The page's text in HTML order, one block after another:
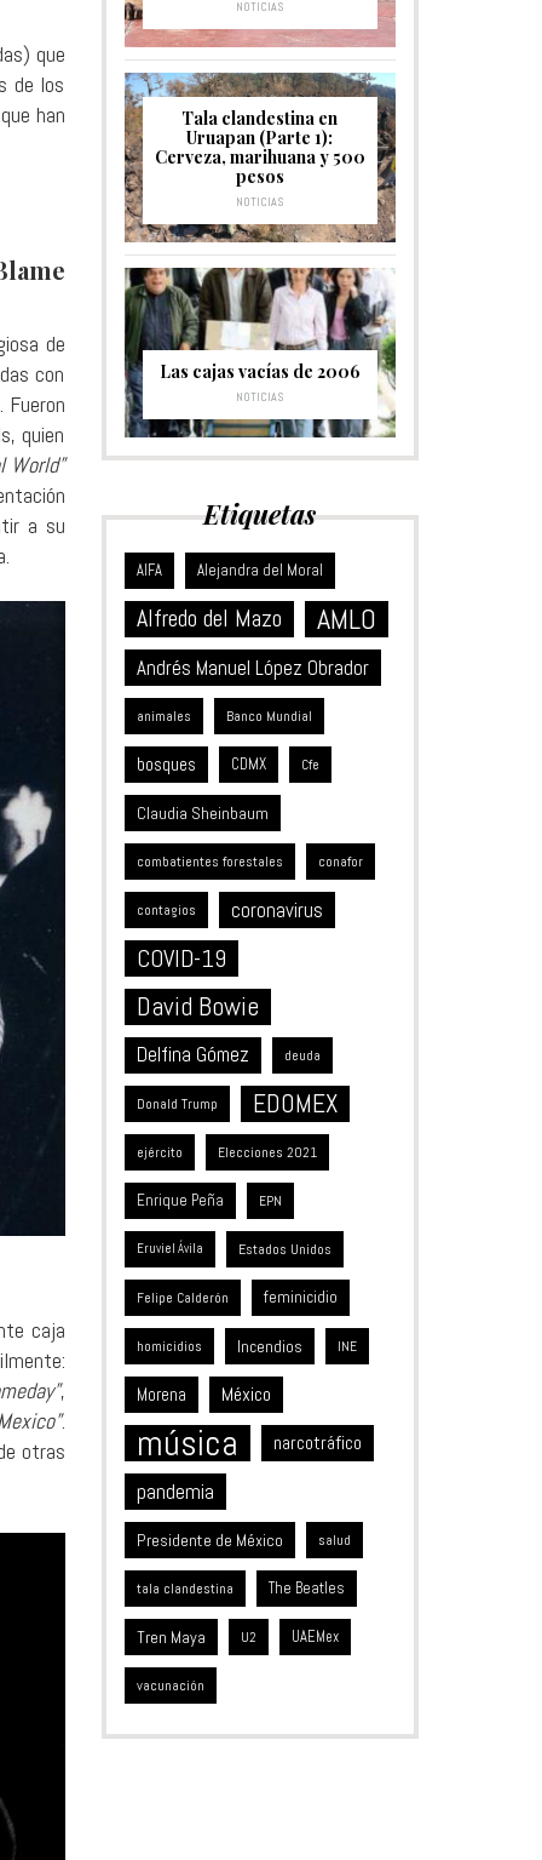
que
de los
han
de
con
Fueron
quien
World”
a su
caja
,
.
otras
NOTICIAS
Tala clandestina en
Uruapan (Parte 1):
Cerveza, marihuana y 500
pesos
NOTICIAS
Las cajas vacías de 2006
NOTICIAS
Etiquetas
AIFA Alejandra del Moral
Alfredo del Mazo AMLO
Andrés Manuel López Obrador
animales Banco Mundial
bosques CDMX Cfe
Claudia Sheinbaum
combatientes forestales conafor
contagios coronavirus
COVID-19
David Bowie
Delfina Gómez deuda
Donald Trump EDOMEX
ejército Elecciones 2021
Enrique Peña EPN
Eruviel Ávila Estados Unidos
Felipe Calderón feminicidio
homicidios Incendios INE
Morena México
música narcotráfico
pandemia
Presidente de México salud
tala clandestina The Beatles
Tren Maya U2 UAEMex
vacunación